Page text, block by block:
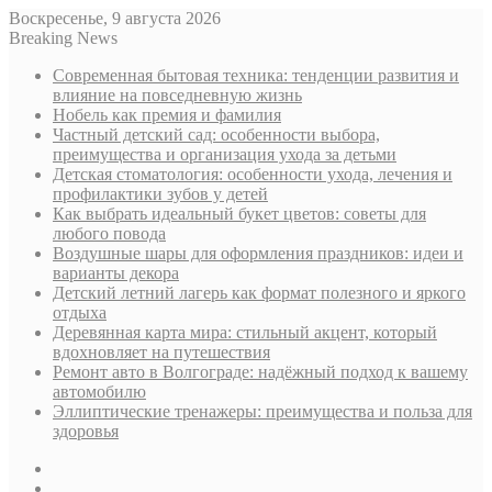
Воскресенье, 9 августа 2026
Breaking News
Современная бытовая техника: тенденции развития и
влияние на повседневную жизнь
Нобель как премия и фамилия
Частный детский сад: особенности выбора,
преимущества и организация ухода за детьми
Детская стоматология: особенности ухода, лечения и
профилактики зубов у детей
Как выбрать идеальный букет цветов: советы для
любого повода
Воздушные шары для оформления праздников: идеи и
варианты декора
Детский летний лагерь как формат полезного и яркого
отдыха
Деревянная карта мира: стильный акцент, который
вдохновляет на путешествия
Ремонт авто в Волгограде: надёжный подход к вашему
автомобилю
Эллиптические тренажеры: преимущества и польза для
здоровья